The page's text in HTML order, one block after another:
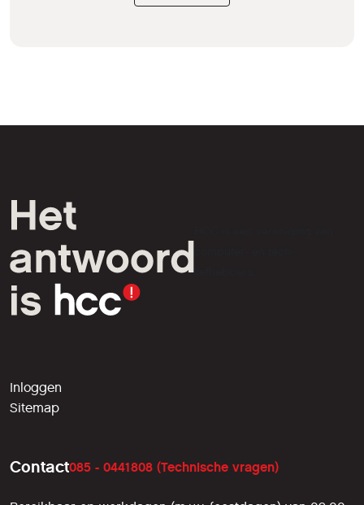
liefhebbers.
Inloggen
Sitemap
Contact085 - 0441808 (Technische vragen)